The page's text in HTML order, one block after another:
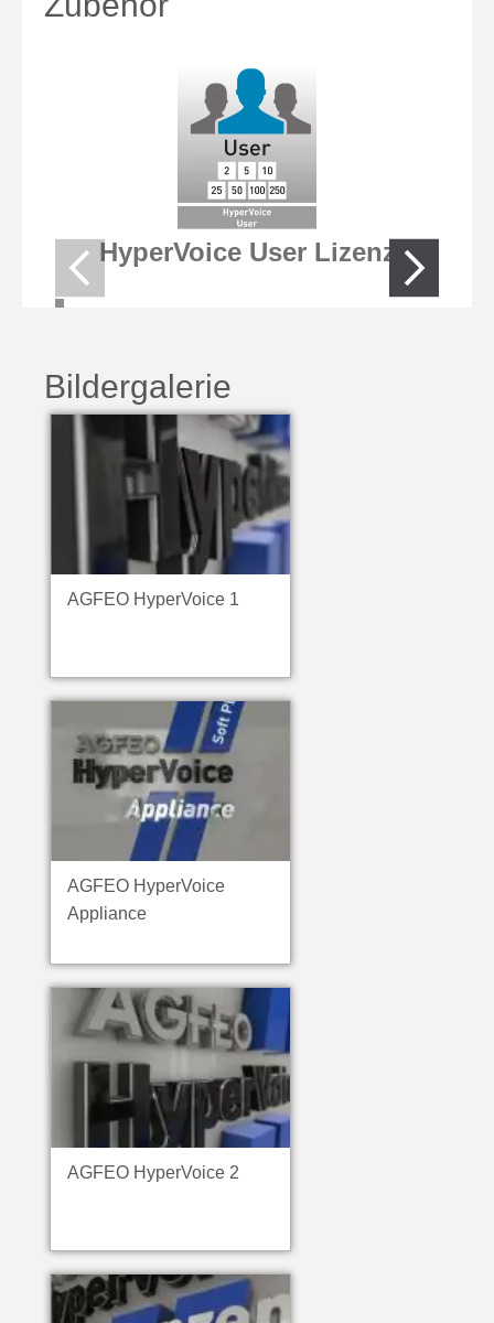
HyperVoice User Lizenz
Bildergalerie
AGFEO HyperVoice 1
AGFEO HyperVoice
Appliance
AGFEO HyperVoice 2